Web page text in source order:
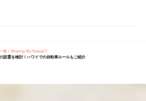
発！Sharing My Hawaii♡
設置を検討！ハワイでの自転車ルールもご紹介